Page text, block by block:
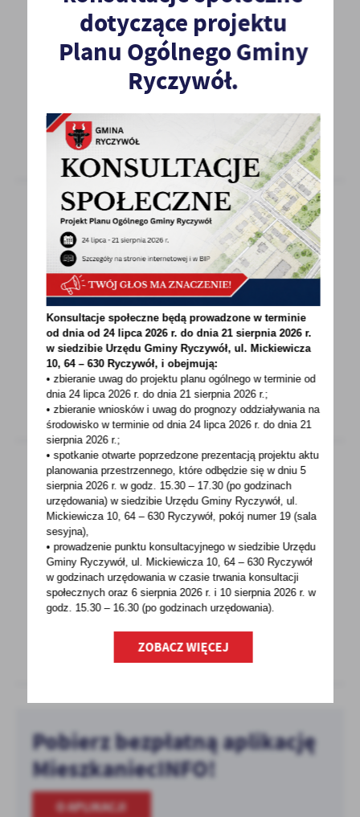
Obwieszczenie o wydaniu decyzji
Informacja dla stron postępowania w sprawie
ustalenia lokalizacji inwestycji celu publicznego
26 - 07 - 2022
Obwieszczenie oraz informacja o wydaniu
decyzji
Informacja dla stron postępowania w sprawie
ustalenia lokalizacji inwestycji celu publicznego
dla inwestycji...
25 - 07 - 2022
Informacja dotycząca PSZOK
Informujemy, że dnia 6 sierpnia 2022r. Punkt
Selektywnej Zbiórki Odpadów Komunalnych
w Ryczywole...
Pobierz bezpłatną aplikację
MieszkaniecINFO!
O APLIKACJI
dotyczące projektu
Planu Ogólnego Gminy
Ryczywół.
Konsultacje społeczne będą prowadzone w terminie
od dnia od 24 lipca 2026 r. do dnia 21 sierpnia 2026 r.
w siedzibie Urzędu Gminy Ryczywół, ul. Mickiewicza
10, 64 – 630 Ryczywół, i obejmują:
• zbieranie uwag do projektu planu ogólnego w terminie od
dnia 24 lipca 2026 r. do dnia 21 sierpnia 2026 r.;
• zbieranie wniosków i uwag do prognozy oddziaływania na
środowisko w terminie od dnia 24 lipca 2026 r. do dnia 21
sierpnia 2026 r.;
• spotkanie otwarte poprzedzone prezentacją projektu aktu
planowania przestrzennego, które odbędzie się w dniu 5
sierpnia 2026 r.w godz. 15.30 – 17.30 (po godzinach
urzędowania) w siedzibie Urzędu Gminy Ryczywół, ul.
Mickiewicza 10, 64 – 630 Ryczywół, pokójnumer 19 (sala
sesyjna),
• prowadzenie punktu konsultacyjnego w siedzibie Urzędu
Gminy Ryczywół, ul. Mickiewicza 10, 64 – 630 Ryczywół
w godzinachurzędowania w czasie trwania konsultacji
społecznych oraz 6 sierpnia 2026 r. i 10 sierpnia 2026 r. w
godz. 15.30 – 16.30 (po godzinachurzędowania).
ZOBACZ WIĘCEJ